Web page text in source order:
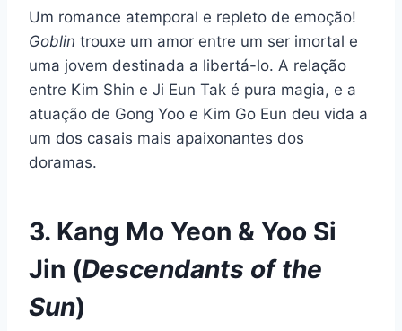
Um romance atemporal e repleto de emoção!
Goblin trouxe um amor entre um ser imortal e
uma jovem destinada a libertá-lo. A relação
entre Kim Shin e Ji Eun Tak é pura magia, e a
atuação de Gong Yoo e Kim Go Eun deu vida a
um dos casais mais apaixonantes dos
doramas.
3. Kang Mo Yeon & Yoo Si
Jin (Descendants of the
Sun)